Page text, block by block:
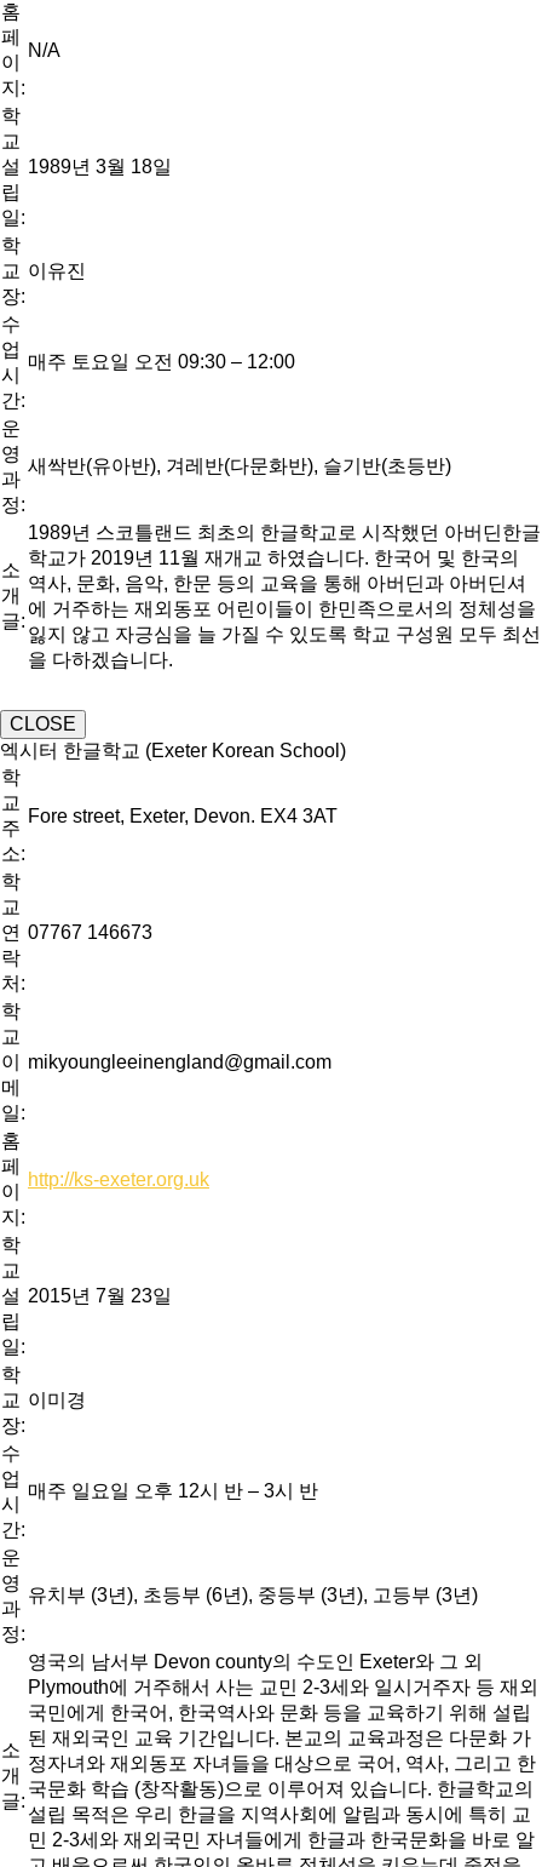
홈
페
이
지:
N/A
학
교
설
립
일:
1989년 3월 18일
학
교
장:
이유진
수
업
시
간:
매주 토요일 오전 09:30 – 12:00
운
영
과
정:
새싹반(유아반), 겨레반(다문화반), 슬기반(초등반)
소
개
글:
1989년 스코틀랜드 최초의 한글학교로 시작했던 아버딘한글
학교가 2019년 11월 재개교 하였습니다. 한국어 및 한국의
역사, 문화, 음악, 한문 등의 교육을 통해 아버딘과 아버딘셔
에 거주하는 재외동포 어린이들이 한민족으로서의 정체성을
잃지 않고 자긍심을 늘 가질 수 있도록 학교 구성원 모두 최선
을 다하겠습니다.
CLOSE
엑시터 한글학교 (Exeter Korean School)
학
교
주
소:
Fore street, Exeter, Devon. EX4 3AT
학
교
연
락
처:
07767 146673
학
교
이
메
일:
mikyoungleeinengland@gmail.com
홈
페
이
지:
http://ks-exeter.org.uk
학
교
설
립
일:
2015년 7월 23일
학
교
장:
이미경
수
업
시
간:
매주 일요일 오후 12시 반 – 3시 반
운
영
과
정:
유치부 (3년), 초등부 (6년), 중등부 (3년), 고등부 (3년)
소
개
글:
영국의 남서부 Devon county의 수도인 Exeter와 그 외
Plymouth에 거주해서 사는 교민 2-3세와 일시거주자 등 재외
국민에게 한국어, 한국역사와 문화 등을 교육하기 위해 설립
된 재외국인 교육 기간입니다. 본교의 교육과정은 다문화 가
정자녀와 재외동포 자녀들을 대상으로 국어, 역사, 그리고 한
국문화 학습 (창작활동)으로 이루어져 있습니다. 한글학교의
설립 목적은 우리 한글을 지역사회에 알림과 동시에 특히 교
민 2-3세와 재외국민 자녀들에게 한글과 한국문화을 바로 알